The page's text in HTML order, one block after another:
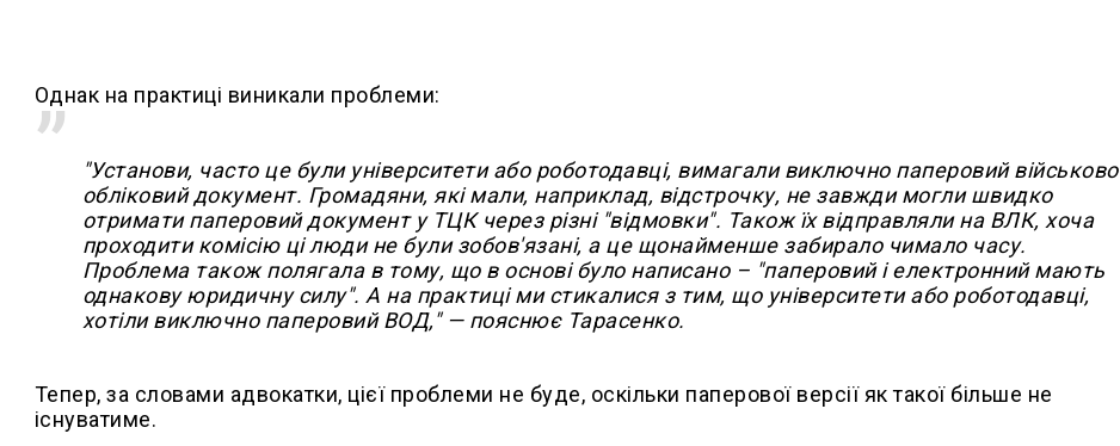
Однак на практиці виникали проблеми:
"Установи, часто це були університети або роботодавці, вимагали виключно паперовий
обліковий документ. Громадяни, які мали, наприклад, відстрочку, не завжди могли швидко
отримати паперовий документ у ТЦК через різні "відмовки". Також їх відправляли на ВЛК, хоча
проходити комісію ці люди не були зобов'язані, а це щонайменше забирало чимало часу.
Проблема також полягала в тому, що в основі було написано – "паперовий і електронний мають
однакову юридичну силу". А на практиці ми стикалися з тим, що університети або роботодавці,
хотіли виключно паперовий ВОД," — пояснює Тарасенко.
Тепер, за словами адвокатки, цієї проблеми не буде, оскільки паперової версії як такої більше не
існуватиме.